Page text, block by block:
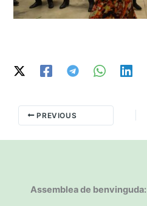
PREVIOUS
Assemblea de benvinguda: